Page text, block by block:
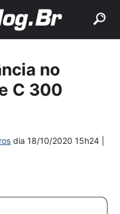
no
C 300
dia18/10/2020 15h24